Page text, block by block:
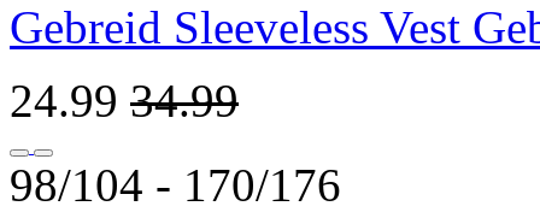
Gebreid Sleeveless Vest
24.99 34.99
98/104 ‐ 170/176